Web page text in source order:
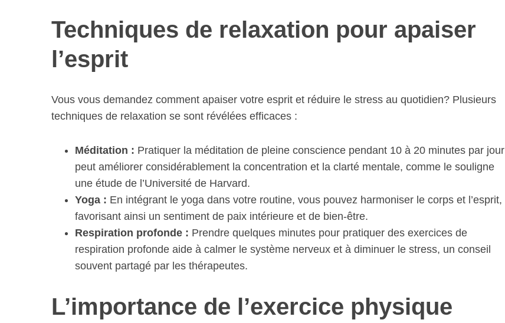
Techniques de relaxation pour apaiser
l’esprit
Vous vous demandez comment apaiser votre esprit et réduire le stress au quotidien? Plusieurs
techniques de relaxation se sont révélées efficaces :
Méditation : Pratiquer la méditation de pleine conscience pendant 10 à 20 minutes par jour
peut améliorer considérablement la concentration et la clarté mentale, comme le souligne
une étude de l’Université de Harvard.
Yoga : En intégrant le yoga dans votre routine, vous pouvez harmoniser le corps et l’esprit,
favorisant ainsi un sentiment de paix intérieure et de bien-être.
Respiration profonde : Prendre quelques minutes pour pratiquer des exercices de
respiration profonde aide à calmer le système nerveux et à diminuer le stress, un conseil
souvent partagé par les thérapeutes.
L’importance de l’exercice physique
r
: